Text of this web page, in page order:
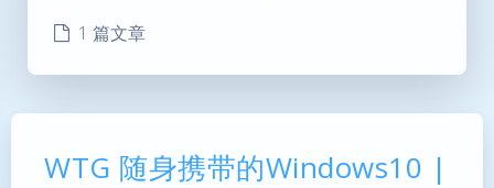
1 篇文章
WTG 随身携带的Windows10 |